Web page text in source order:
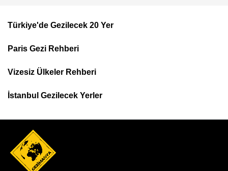
Top
Menu
Türkiye'de Gezilecek 20 Yer
Paris Gezi Rehberi
Vizesiz Ülkeler Rehberi
İstanbul Gezilecek Yerler